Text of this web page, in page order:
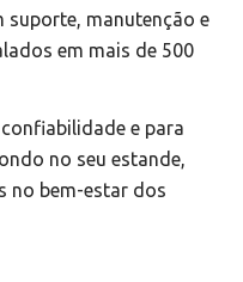
suporte, manutenção e
em mais de 500
e para
no seu estande,
no bem-estar dos